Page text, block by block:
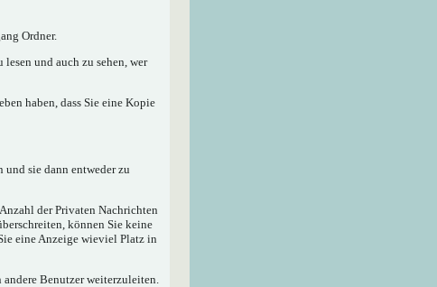
Ordner.
und auch zu sehen, wer
haben, dass Sie eine Kopie
sie dann entweder zu
der Privaten Nachrichten
können Sie keine
eine Anzeige wieviel Platz in
andere Benutzer weiterzuleiten.